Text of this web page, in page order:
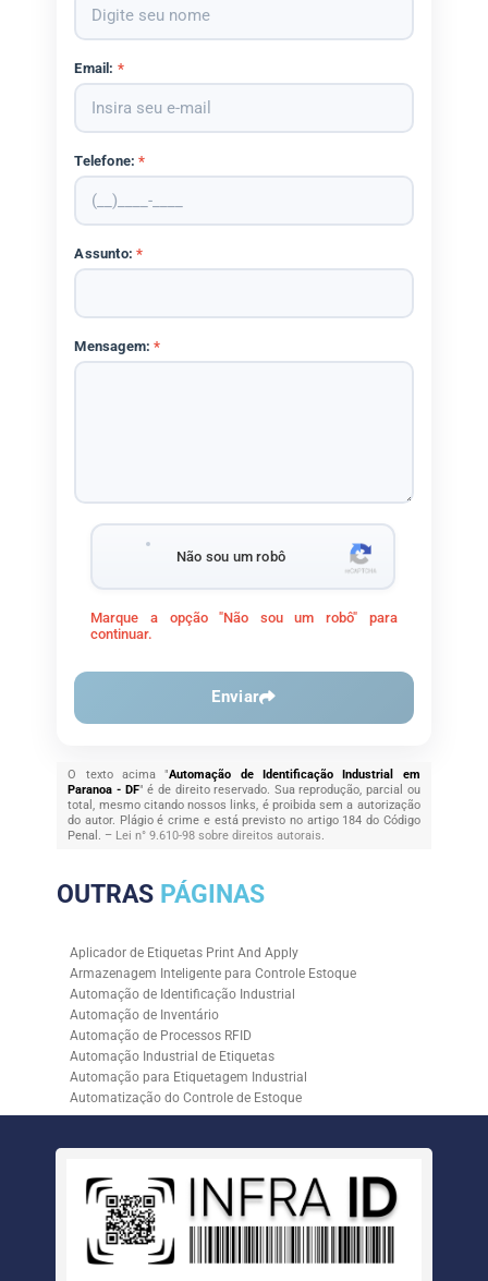
Email: *
Telefone:*
Assunto:*
Mensagem:*
Não sou um robô
Marque a opção "Não sou um robô" para
continuar.
Enviar
O texto acima "Automação de Identificação Industrial em
Paranoa - DF" é de direito reservado. Sua reprodução, parcial ou
total, mesmo citando nossos links, é proibida sem a autorização
do autor. Plágio é crime e está previsto no artigo 184 do Código
Penal. – Lei n° 9.610-98 sobre direitos autorais.
OUTRAS PÁGINAS
Aplicador de Etiquetas Print And Apply
Armazenagem Inteligente para Controle Estoque
Automação de Identificação Industrial
Automação de Inventário
Automação de Processos RFID
Automação Industrial de Etiquetas
Automação para Etiquetagem Industrial
Automatização do Controle de Estoque
Controle de Estoque com RFID
Empresa de Automação para Processos Logísticos
Empresa de Rastreabilidade Industrial
Empresa de Soluções para Etiquetagem
Empresa Especializada em Inventário de Estoque
Etiqueta RFID para Controle de Estoque